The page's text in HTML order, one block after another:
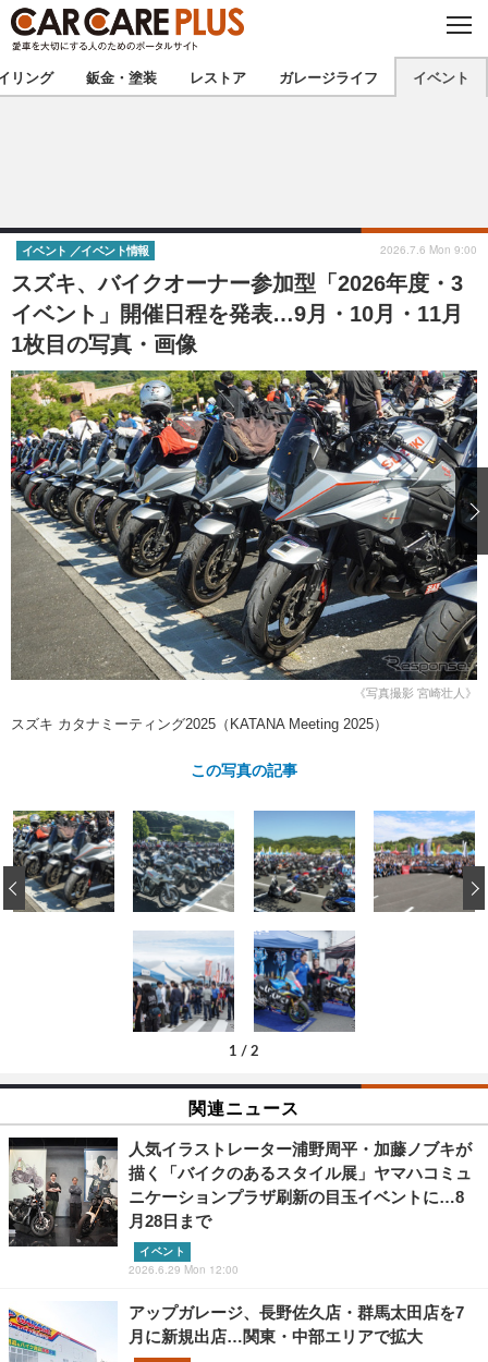
C
O
S
E
★カーケアプラス認定★ 厳選プロショップを地域から探す
甲信越 北陸
東海 関西
中国
九州 沖縄
注目の記事
ショップレポート 愛車 File
自動車豆知識 ストップ！不具合修理＆粗悪修理
鈑金・塗装
ディテイリング
ディテイリング 洗車
ヘッドライト磨き コーティング
フィルム・ラッピング
鈑金・塗装
小キズ直し 防錆
特集記事
ストップ 不具合修理＆粗悪修理
カーメーカー「旧車」関連プロジェ
クト
ショップ紹介
ショップレポート プロショップ検索
レストア
カーメーカー「旧車」関連プロジ
コラム
イベント
リング 鈑金・塗装 レストア ガレージライフ イベント
スズキ、バイクオーナー参加型「2026年度・3
イベント」開催日程を発表…9月・10月・11月
1枚目の写真・画像
イベント イベント情報 2026.7.6 Mon 9:00
《写真撮影 宮崎壮人》
スズキ カタナミーティング2025（KATANA Meeting 2025）
この写真の記事
1 / 2
‹
関連ニュース
人気イラストレーター浦野周平・加藤ノブキが
描く「バイクのあるスタイル展」ヤマハコミュ
ニケーションプラザ刷新の目玉イベントに…8
月28日まで
イベント
2026.6.29 Mon 12:00
アップガレージ、長野佐久店・群馬太田店を7
月に新規出店…関東・中部エリアで拡大